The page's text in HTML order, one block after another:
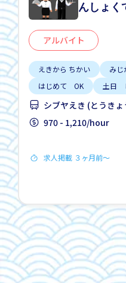
んしょく
アルバイト
えきから ちかい みじ
はじめて OK
土日
シブヤえき (とうきょ
970 - 1,210/hour
求人掲載 ３ヶ月前〜